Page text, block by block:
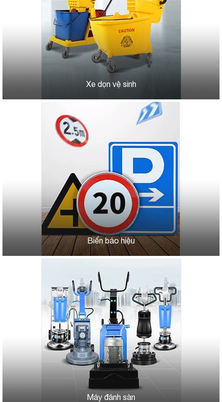
Xe dọn vệ sinh
Biển báo hiệu
Máy đánh sàn